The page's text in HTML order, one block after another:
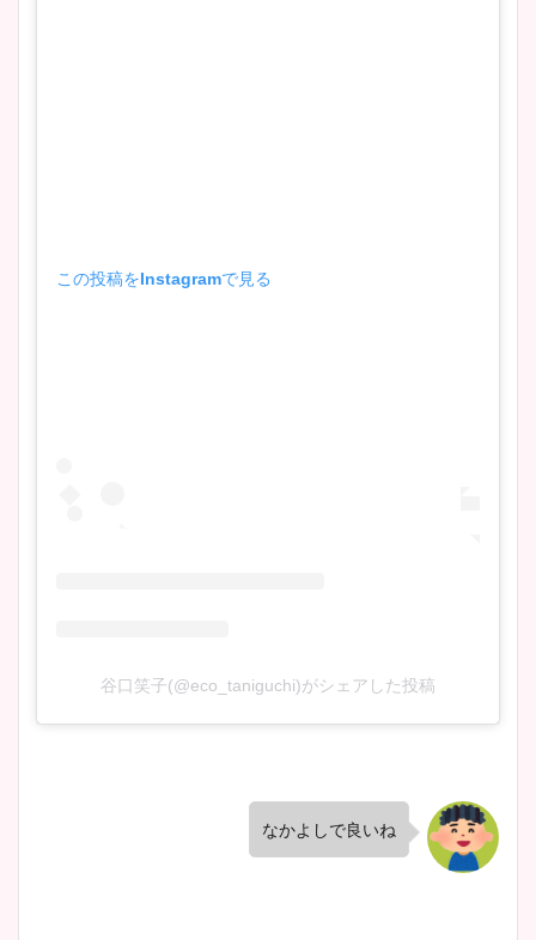
この投稿をInstagramで見る
谷口笑子(@eco_taniguchi)がシェアした投稿
なかよしで良いね